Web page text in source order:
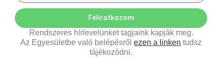
Feliratkozom
Rendszeres hírlevelünket tagjaink kapják meg.
Az Egyesületbe való belépésről ezen a linken tudsz
tájékozódni.